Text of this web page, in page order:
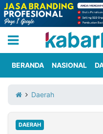
Iklan
Berita
Kami
BERANDA NASIONAL
Daerah
DAERAH